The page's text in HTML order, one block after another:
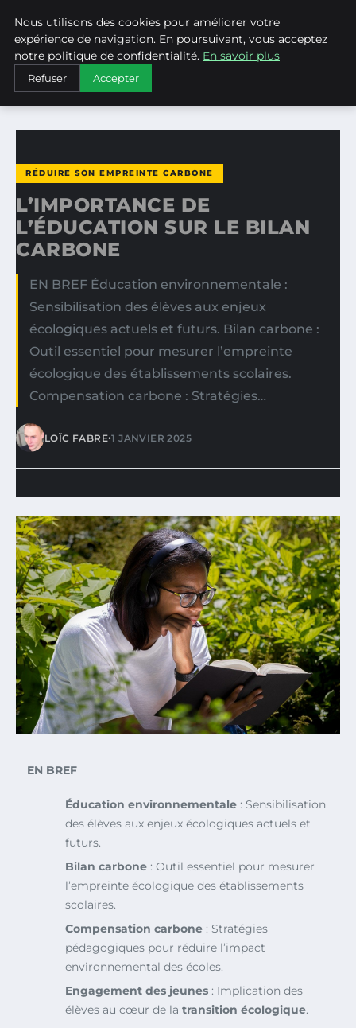
WEARECLIMATECONTROL
ACCUEIL
RÉDUIRE SON EMPREINTE CARBONE
L’IMPORTANCE DE L’ÉDUCATION SUR LE BILAN CARBONE
RÉDUIRE SON EMPREINTE CARBONE
L’IMPORTANCE DE
L’ÉDUCATION SUR LE BILAN
CARBONE
EN BREF Éducation environnementale :
Sensibilisation des élèves aux enjeux
écologiques actuels et futurs. Bilan carbone :
Outil essentiel pour mesurer l’empreinte
écologique des établissements scolaires.
Compensation carbone : Stratégies…
LOÏC FABRE•1 JANVIER 2025
EN BREF
Éducation environnementale : Sensibilisation
des élèves aux enjeux écologiques actuels et
futurs.
Bilan carbone : Outil essentiel pour mesurer
l’empreinte écologique des établissements
scolaires.
Compensation carbone : Stratégies
pédagogiques pour réduire l’impact
environnemental des écoles.
Engagement des jeunes : Implication des
élèves au cœur de la transition écologique.
Nous utilisons des cookies pour améliorer votre
expérience de navigation. En poursuivant, vous acceptez
notre politique de confidentialité. En savoir plus
Refuser Accepter